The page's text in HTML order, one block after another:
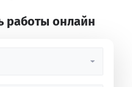
работы онлайн